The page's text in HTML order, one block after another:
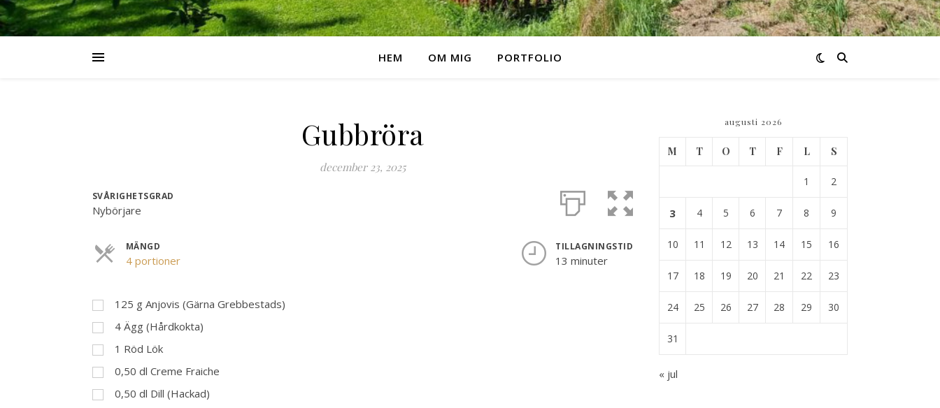
HEM OM MIG PORTFOLIO
Gubbröra
december 23, 2025
SVÅRIGHETSGRAD
Nybörjare
MÄNGD
4 portionerPortioner
TILLAGNINGSTID
13 minuter
125 g Anjovis (Gärna Grebbestads)
4 Ägg (Hårdkokta)
1 Röd Lök
0,50 dl Creme Fraiche
0,50 dl Dill (Hackad)
augusti 2026
M T O T F L S
1 2
3 4 5 6 7 8 9
10 11 12 13 14 15 16
17 18 19 20 21 22 23
24 25 26 27 28 29 30
31
« jul